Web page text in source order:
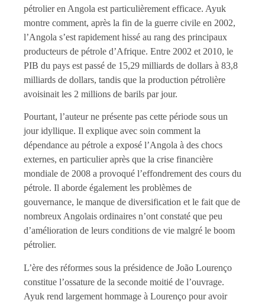
pétrolier en Angola est particulièrement efficace. Ayuk
montre comment, après la fin de la guerre civile en 2002,
l’Angola s’est rapidement hissé au rang des principaux
producteurs de pétrole d’Afrique. Entre 2002 et 2010, le
PIB du pays est passé de 15,29 milliards de dollars à 83,8
milliards de dollars, tandis que la production pétrolière
avoisinait les 2 millions de barils par jour.
Pourtant, l’auteur ne présente pas cette période sous un
jour idyllique. Il explique avec soin comment la
dépendance au pétrole a exposé l’Angola à des chocs
externes, en particulier après que la crise financière
mondiale de 2008 a provoqué l’effondrement des cours du
pétrole. Il aborde également les problèmes de
gouvernance, le manque de diversification et le fait que de
nombreux Angolais ordinaires n’ont constaté que peu
d’amélioration de leurs conditions de vie malgré le boom
pétrolier.
L’ère des réformes sous la présidence de João Lourenço
constitue l’ossature de la seconde moitié de l’ouvrage.
Ayuk rend largement hommage à Lourenço pour avoir